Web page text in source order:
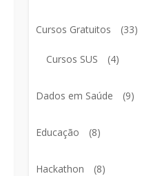
Cursos Gratuitos (33)
Cursos SUS (4)
Dados em Saúde (9)
Educação (8)
Hackathon (8)